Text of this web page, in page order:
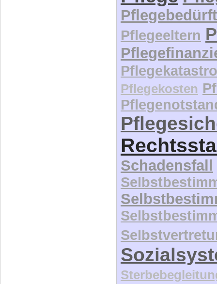
Pflegeeltern
Pflegekosten
Schadensfall